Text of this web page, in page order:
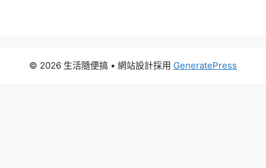
© 2026 生活隨便搞 • 網站設計採用 GeneratePress